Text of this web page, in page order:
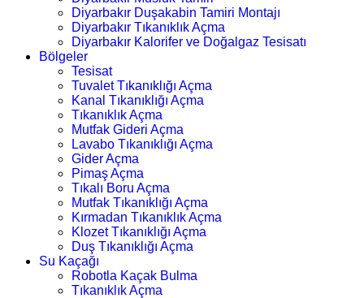
Diyarbakır Duşakabin Tamiri Montajı
Diyarbakır Tıkanıklık Açma
Diyarbakır Kalorifer ve Doğalgaz Tesisatı
Bölgeler
Tesisat
Tuvalet Tıkanıklığı Açma
Kanal Tıkanıklığı Açma
Tıkanıklık Açma
Mutfak Gideri Açma
Lavabo Tıkanıklığı Açma
Gider Açma
Pimaş Açma
Tıkalı Boru Açma
Mutfak Tıkanıklığı Açma
Kırmadan Tıkanıklık Açma
Klozet Tıkanıklığı Açma
Duş Tıkanıklığı Açma
Su Kaçağı
Robotla Kaçak Bulma
Tıkanıklık Açma